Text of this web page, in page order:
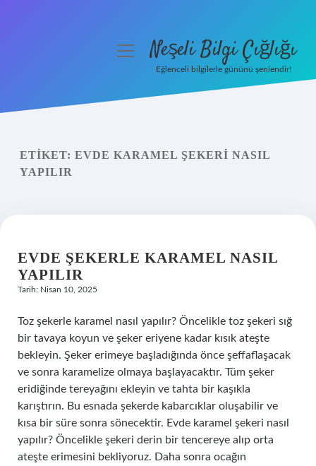
Yasal Uyarı
menüyüNeşeli Bilgi Çığlığı
Eğlenceli bilgilerle gününü şenlendir!
ETIKET: EVDE KARAMEL ŞEKERI NASIL
YAPILIR
EVDE ŞEKERLE KARAMEL NASIL
YAPILIR
Tarih: Nisan 10, 2025
Toz şekerle karamel nasıl yapılır? Öncelikle toz şekeri sığ
bir tavaya koyun ve şeker eriyene kadar kısık ateşte
bekleyin. Şeker erimeye başladığında önce şeffaflaşacak
ve sonra karamelize olmaya başlayacaktır. Tüm şeker
eridiğinde tereyağını ekleyin ve tahta bir kaşıkla
karıştırın. Bu esnada şekerde kabarcıklar oluşabilir ve
kısa bir süre sonra sönecektir. Evde karamel şekeri nasıl
yapılır? Öncelikle şekeri derin bir tencereye alıp orta
ateşte erimesini bekliyoruz. Daha sonra ocağın